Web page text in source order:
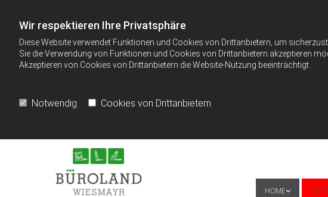
Wir respektieren Ihre Privatsphäre
Diese Website verwendet Funktionen und Cookies von Drittanbietern, um
Sie die Verwendung von Funktionen und Cookies von Drittanbietern akzeptieren
Akzeptieren von Cookies von Drittanbietern die Website-Nutzung beeinträchtigt.
Notwendig Cookies von Drittanbietern
HOME